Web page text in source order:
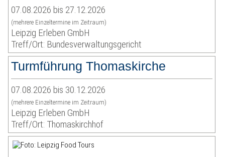
07.08.2026 bis 27.12.2026
(mehrere Einzeltermine im Zeitraum)
Leipzig Erleben GmbH
Treff/Ort: Bundesverwaltungsgericht
Turmführung Thomaskirche
07.08.2026 bis 30.12.2026
(mehrere Einzeltermine im Zeitraum)
Leipzig Erleben GmbH
Treff/Ort: Thomaskirchhof